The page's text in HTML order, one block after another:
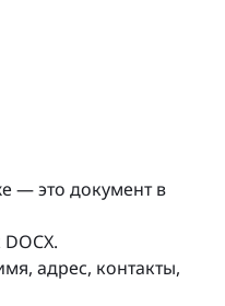
— это документ в
адрес, контакты,